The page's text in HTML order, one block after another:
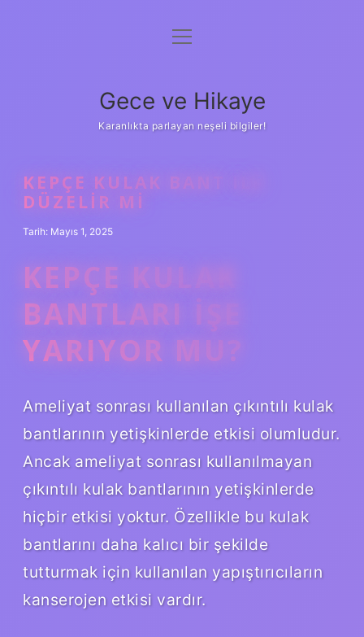
Anasayfa
Yasal Uyarı
menüyü
Gece ve Hikaye
Karanlıkta parlayan neşeli bilgiler!
KEPÇE KULAK BANT ILE
DÜZELIR MI
Tarih: Mayıs 1, 2025
KEPÇE KULAK
BANTLARI IŞE
YARIYOR MU?
Ameliyat sonrası kullanılan çıkıntılı kulak
bantlarının yetişkinlerde etkisi olumludur.
Ancak ameliyat sonrası kullanılmayan
çıkıntılı kulak bantlarının yetişkinlerde
hiçbir etkisi yoktur. Özellikle bu kulak
bantlarını daha kalıcı bir şekilde
tutturmak için kullanılan yapıştırıcıların
kanserojen etkisi vardır.